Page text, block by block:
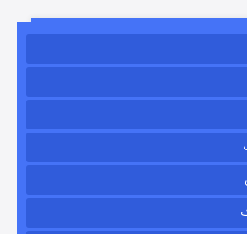
باب اسفنجی فصل ۱۷
قسمت۶ (زیرنویس) منتشر شد